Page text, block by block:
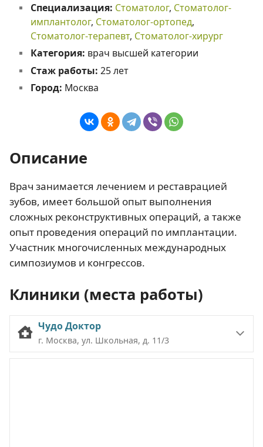
Специализация: Стоматолог, Стоматолог-
имплантолог, Стоматолог-ортопед,
Стоматолог-терапевт, Стоматолог-хирург
Категория: врач высшей категории
Стаж работы: 25 лет
Город: Москва
Описание
Врач занимается лечением и реставрацией
зубов, имеет большой опыт выполнения
сложных реконструктивных операций, а также
опыт проведения операций по имплантации.
Участник многочисленных международных
симпозиумов и конгрессов.
Клиники (места работы)
Чудо Доктор
г. Москва, ул. Школьная, д. 11/3